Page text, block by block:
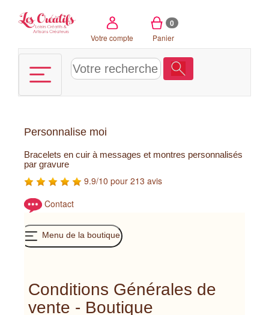
Votre compte
0
Panier
Personnalise moi
Bracelets en cuir à messages et montres personnalisés
par gravure
9.9/10 pour 213 avis
Contact
Menu de la boutique
Conditions Générales de
vente - Boutique